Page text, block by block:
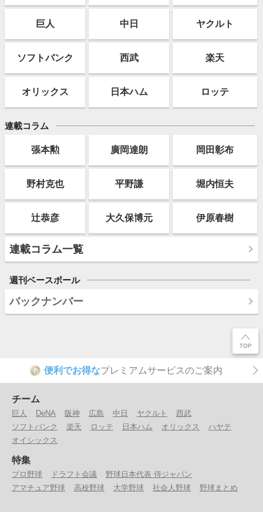
巨人 中日 ヤクルト
ソフトバンク 西武 楽天
オリックス 日本ハム ロッテ
連載コラム
張本勲 廣岡達朗 岡田彰布
野村克也 平野謙 堀内恒夫
辻恭彦 大久保博元 伊原春樹
連載コラム一覧
週刊ベースボール
バックナンバー
P 便利でお得なプレミアムサービスのご案内
チーム
巨人 DeNA 阪神 広島 中日 ヤクルト
西武
ソフトバンク
楽天 ロッテ 日本ハム オリックス
ハヤテ
オイシックス
特集
プロ野球 ドラフト会議
野球日本代表 侍ジャパン
アマチュア野球
高校野球 大学野球 社会人野球 野球まとめ